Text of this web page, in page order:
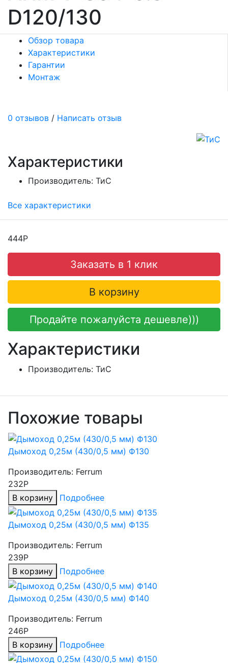
D120/130
Обзор товара
Характеристики
Гарантии
Монтаж
0 отзывов / Написать отзыв
Характеристики
Производитель: ТиС
Все характеристики
444Р
Заказать в 1 клик
В корзину
Продайте пожалуйста дешевле)))
Характеристики
Производитель: ТиС
Похожие товары
Дымоход 0,25м (430/0,5 мм) Ф130
Производитель: Ferrum
232Р
В корзину
Подробнее
Дымоход 0,25м (430/0,5 мм) Ф135
Производитель: Ferrum
239Р
В корзину
Подробнее
Дымоход 0,25м (430/0,5 мм) Ф140
Производитель: Ferrum
246Р
В корзину
Подробнее